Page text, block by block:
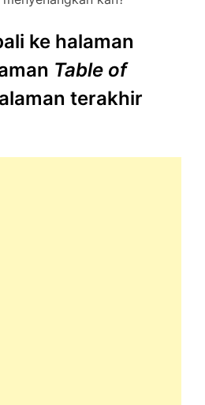
ke halaman
Table of
terakhir